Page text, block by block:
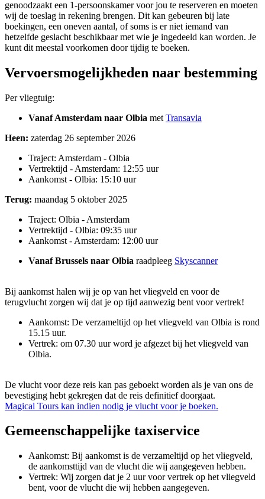
genoodzaakt een 1-persoonskamer voor jou te reserveren en moeten
wij de toeslag in rekening brengen. Dit kan gebeuren bij late
boekingen, een oneven aantal, of soms is er niet iemand van
hetzelfde geslacht beschikbaar met wie je ingedeeld kan worden. Je
kunt dit meestal voorkomen door tijdig te boeken.
Vervoersmogelijkheden naar bestemming
Per vliegtuig:
Vanaf Amsterdam naar Olbia met Transavia
Heen: zaterdag 26 september 2026
Traject: Amsterdam - Olbia
Vertrektijd - Amsterdam: 12:55 uur
Aankomst - Olbia: 15:10 uur
Terug: maandag 5 oktober 2025
Traject: Olbia - Amsterdam
Vertrektijd - Olbia: 09:35 uur
Aankomst - Amsterdam: 12:00 uur
Vanaf Brussels naar Olbia raadpleeg Skyscanner
Bij aankomst halen wij je op van het vliegveld en voor de
terugvlucht zorgen wij dat je op tijd aanwezig bent voor vertrek!
Aankomst: De verzameltijd op het vliegveld van Olbia is rond
15.15 uur.
Vertrek: om 07.30 uur word je afgezet bij het vliegveld van
Olbia.
De vlucht voor deze reis kan pas geboekt worden als je van ons de
bevestiging hebt gekregen dat de reis definitief doorgaat.
Magical Tours kan indien nodig je vlucht voor je boeken.
Gemeenschappelijke taxiservice
Aankomst: Bij aankomst is de verzameltijd op het vliegveld,
de aankomsttijd van de vlucht die wij aangegeven hebben.
Vertrek: Wij zorgen dat je 2 uur voor vertrek op het vliegveld
bent, voor de vlucht die wij hebben aangegeven.